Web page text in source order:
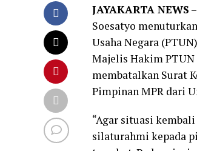
JAYAKARTA NEWS
Soesatyo
Usaha Negara
Majelis Hakim PTUN
membatalkan Surat
Pimpinan MPR dari
“Agar situasi
silaturahmi kepada